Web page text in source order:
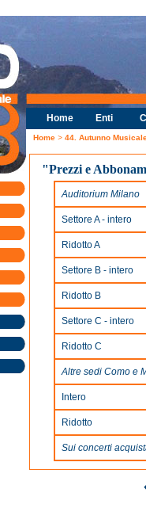
Home Enti
Home > 44. Autunno
"Prezzi e
Auditorium Milano
Settore A - intero
Ridotto A
Settore B - intero
Ridotto B
Settore C - intero
Ridotto C
Altre sedi Como e
Intero
Ridotto
Sui concerti